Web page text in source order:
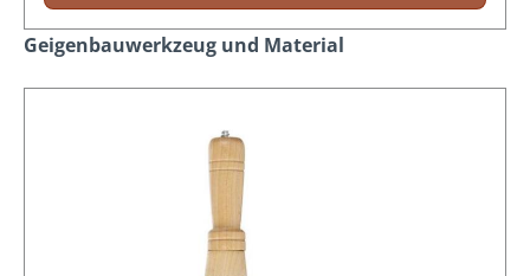
Produktgalerie überspringen
Geigenbauwerkzeug und Material